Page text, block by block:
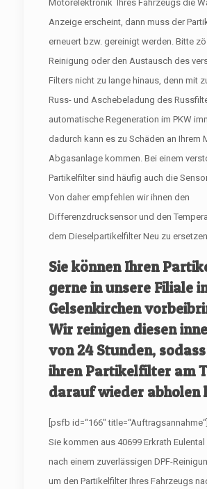
Motorelektronik Ihres Fahrzeugs die
Anzeige erscheint, dann muss der
erneuert bzw. gereinigt werden. Bitte
Reinigung oder den Austausch des
Filters nicht zu lange hinaus, denn mit
Russ- und Aschebeladung des
automatische Regeneration im PKW
dadurch kann es zu Schäden an Ihrem
Abgasanlage kommen. Bei einem
Partikelfilter sind häufig auch die
Von daher empfehlen wir ihnen den
Differenzdrucksensor und den
dem Dieselpartikelfilter Neu zu
Sie können Ihren
gerne in unsere Filiale
Gelsenkirchen
Wir reinigen diesen
von 24 Stunden, sodass
ihren Partikelfilter am
darauf wieder abholen
[psfb id=“166″ title=“Auftragsannahme“]
Sie kommen aus 40699 Erkrath
nach einem zuverlässigen DPF-
um den Partikelfilter Ihres Fahrzeugs